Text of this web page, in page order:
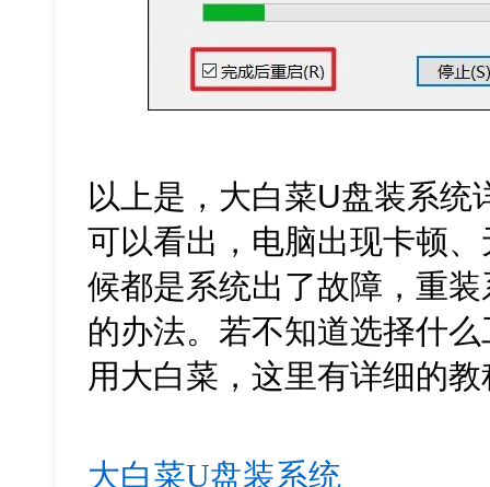
以上是，大白菜U盘装系
可以看出，电脑出现卡顿
候都是系统出了故障，重
的办法。若不知道选择什
用大白菜，这里有详细的
大白菜U盘装系统